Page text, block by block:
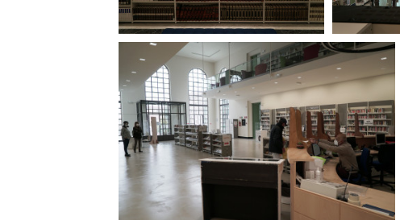
Servizi generali
Location scouting
Spazi nella sede FCTP
Sala Casting
Sala Paolo Tenna
FILM FUNDS
Piemonte Film Tv Fund
Piemonte Film Tv Development Fund
Piemonte Doc Film Fund
Short Film Fund